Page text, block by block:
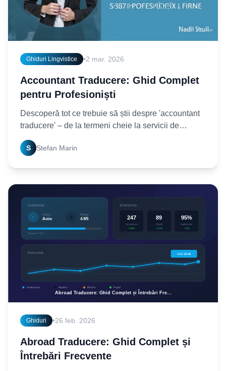
Ghiduri Lingvistice •2 mar. 2026
Accountant Traducere: Ghid Complet
pentru Profesioniști
Descoperă tot ce trebuie să știi despre 'accountant
traducere' – de la termeni cheie la servicii de
S Stefan Marin
Ghiduri •26 feb. 2026
Abroad Traducere: Ghid Complet și
Întrebări Frecvente